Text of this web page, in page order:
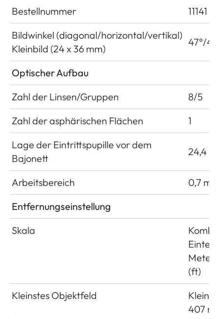
Bestellnummer
11141
Bildwinkel (diagonal/horizontal/vertikal)
Kleinbild (24 x 36 mm)
47°/
Optischer Aufbau
Zahl der Linsen/Gruppen
8/5
Zahl der asphärischen Flächen
1
Lage der Eintrittspupille vor dem
Bajonett
24,4
Arbeitsbereich
0,7 m
Entfernungseinstellung
Skala
Meter
(ft)
Kleinstes Objektfeld
407